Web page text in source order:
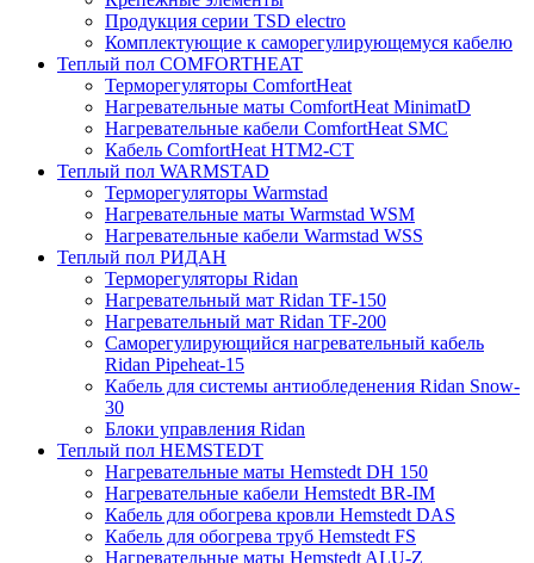
Продукция серии TSD electro
Комплектующие к саморегулирующемуся кабелю
Теплый пол COMFORTHEAT
Терморегуляторы ComfortHeat
Нагревательные маты ComfortHeat MinimatD
Нагревательные кабели ComfortHeat SMC
Кабель ComfortHeat HTM2-CT
Теплый пол WARMSTAD
Терморегуляторы Warmstad
Нагревательные маты Warmstad WSM
Нагревательные кабели Warmstad WSS
Теплый пол РИДАН
Терморегуляторы Ridan
Нагревательный мат Ridan TF-150
Нагревательный мат Ridan TF-200
Саморегулирующийся нагревательный кабель
Ridan Pipeheat-15
Кабель для системы антиобледенения Ridan Snow-
30
Блоки управления Ridan
Теплый пол HEMSTEDT
Нагревательные маты Hemstedt DH 150
Нагревательные кабели Hemstedt BR-IM
Кабель для обогрева кровли Hemstedt DAS
Кабель для обогрева труб Hemstedt FS
Нагревательные маты Hemstedt ALU-Z